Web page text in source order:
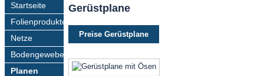
Startseite
Folienprodukte
Netze
Bodengewebe
Planen
Gerüstplane
Preise Gerüstplane